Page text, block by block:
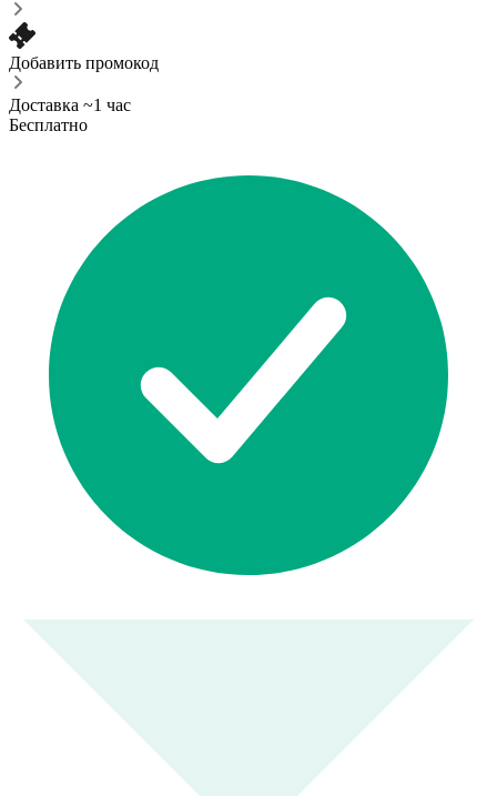
Добавить промокод
Доставка ~1 час
Бесплатно